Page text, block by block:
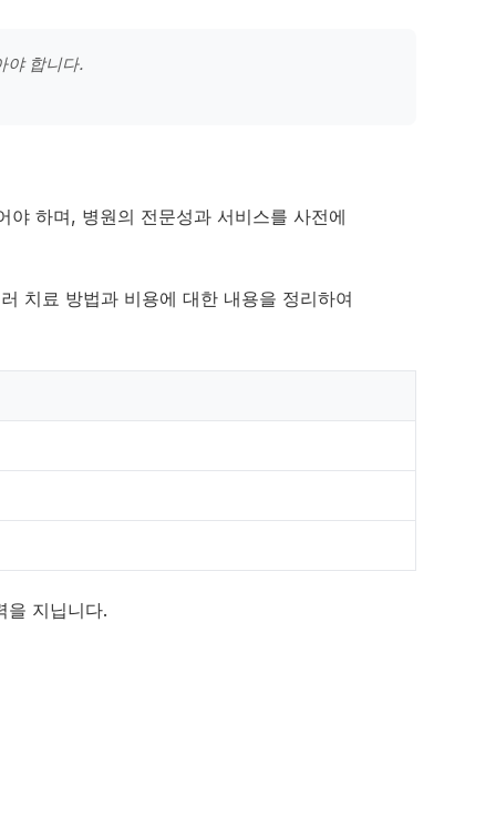
야 합니다.
야 하며, 병원의 전문성과 서비스를 사전에
치료 방법과 비용에 대한 내용을 정리하여
을 지닙니다.